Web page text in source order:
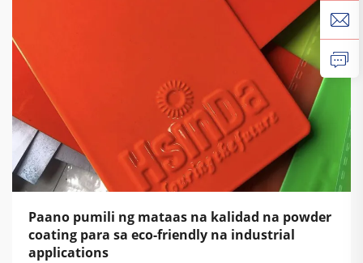
Paano pumili ng mataas na kalidad na powder
coating para sa eco-friendly na industrial
applications